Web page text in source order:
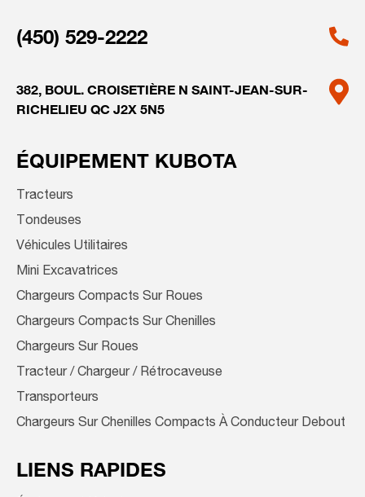
(450) 529-2222
382, BOUL. CROISETIÈRE N SAINT-JEAN-SUR-
RICHELIEU QC J2X 5N5
ÉQUIPEMENT KUBOTA
Tracteurs
Tondeuses
Véhicules Utilitaires
Mini Excavatrices
Chargeurs Compacts Sur Roues
Chargeurs Compacts Sur Chenilles
Chargeurs Sur Roues
Tracteur / Chargeur / Rétrocaveuse
Transporteurs
Chargeurs Sur Chenilles Compacts À Conducteur Debout
LIENS RAPIDES